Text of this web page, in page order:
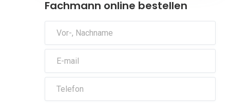
Fachmann online bestellen